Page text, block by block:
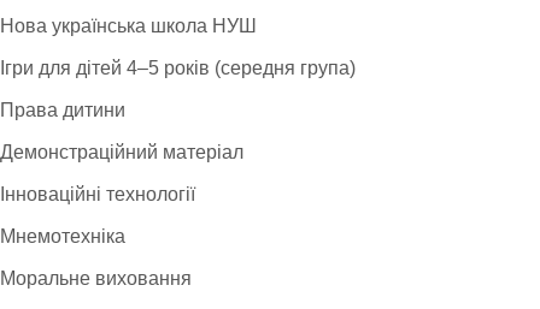
Нова українська школа НУШ
Ігри для дітей 4–5 років (середня група)
Права дитини
Демонстраційний матеріал
Інноваційні технології
Мнемотехніка
Моральне виховання